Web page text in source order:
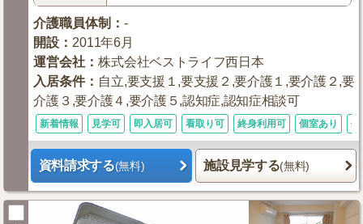
介護職員体制 ：-
開設 ： 2011年6月
運営会社 ：株式会社ベストライフ西日本
入居条件： 自立,要支援１,要支援２,要介護１,要介護２,要
介護３,要介護４,要介護５,認知症,認知症相談可
新着情報 見学可 即入居可 看取り可 終身利用可 個室あり 体
資料請求する(無料) 施設見学する(無料)